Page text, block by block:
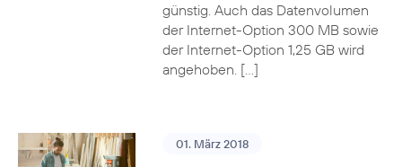
günstig. Auch das Datenvolumen
der Internet-Option 300 MB sowie
der Internet-Option 1,25 GB wird
angehoben. […]
01. März 2018